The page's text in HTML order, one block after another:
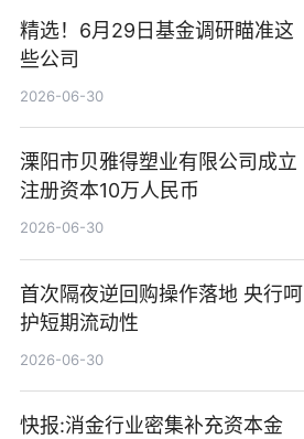
精选！6月29日基金调研瞄准这
些公司
2026-06-30
溧阳市贝雅得塑业有限公司成立
注册资本10万人民币
2026-06-30
首次隔夜逆回购操作落地 央行呵
护短期流动性
2026-06-30
快报:消金行业密集补充资本金